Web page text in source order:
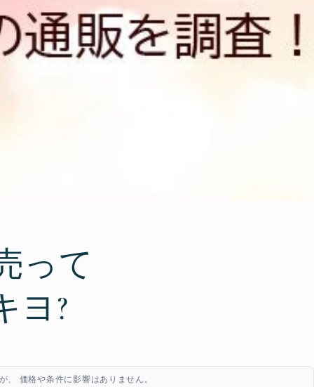
って
ヨ?
価格や条件に影響はありません。